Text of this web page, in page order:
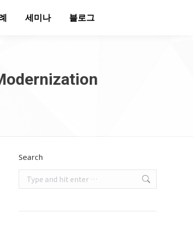
세미나 블로그
Search